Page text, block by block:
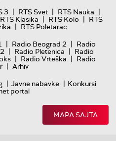
3 | RTS Svet | RTS Nauka |
RTS Klasika | RTS Kolo | RTS
| RTS Poletarac
| Radio Beograd 2 | Radio
| Radio Pletenica | Radio
| Radio Vrteška | Radio
| Arhiv
| Javne nabavke | Konkursi
portal
MAPA SAJTA